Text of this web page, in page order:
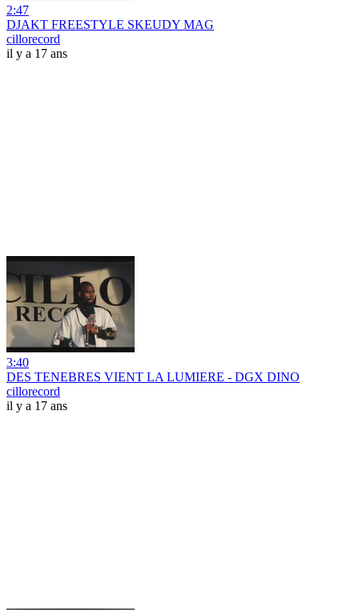
2:47
DJAKT FREESTYLE SKEUDY MAG
cillorecord
il y a 17 ans
3:40
DES TENEBRES VIENT LA LUMIERE - DGX DINO
cillorecord
il y a 17 ans